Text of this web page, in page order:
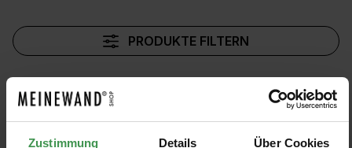
Zustimmung Details Über Cookies
PRODUKTE FILTERN